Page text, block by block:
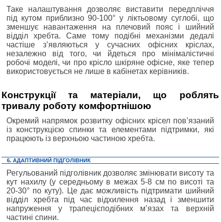
Таке налаштування дозволяє виставити передпліччя
під кутом приблизно 90-100° у ліктьовому суглобі, що
зменшує навантаження на плечовий пояс і шийний
відділ хребта. Саме тому подібні механізми дедалі
частіше з’являються у сучасних офісних кріслах,
незалежно від того, чи йдеться про мінімалістичні
робочі моделі, чи про крісло шкіряне офісне, яке тепер
використовується не лише в кабінетах керівників.
Конструкції та матеріали, що роблять
тривалу роботу комфортнішою
Окремий напрямок розвитку офісних крісел пов’язаний
із конструкцією спинки та елементами підтримки, які
працюють із верхньою частиною хребта.
6. АДАПТИВНИЙ ПІДГОЛІВНИК
Регульований підголівник дозволяє змінювати висоту та
кут нахилу (у середньому в межах 5-8 см по висоті та
20-30° по куту). Це дає можливість підтримати шийний
відділ хребта під час відхилення назад і зменшити
напруження у трапецієподібних м’язах та верхній
частині спини.